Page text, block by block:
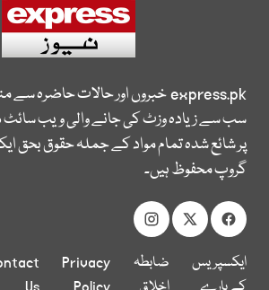
express.pkخبروں اور حالات حاضرہ سے
سب سے زیادہ وزٹ کی جانے والی ویب
پر شائع شدہ تمام مواد کے جملہ حقوق بحق
گروپ محفوظ ہیں۔
ایکسپریس
ضابطہ
Privacy